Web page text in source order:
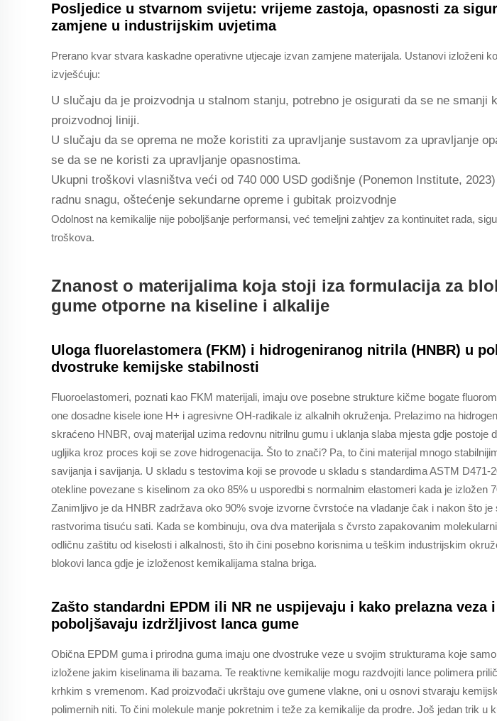
Posljedice u stvarnom svijetu: vrijeme zastoja, opasnosti za
zamjene u industrijskim uvjetima
Prerano kvar stvara kaskadne operativne utjecaje izvan zamjene materijala. Ustanovi izloženi
izvješćuju:
U slučaju da je proizvodnja u stalnom stanju, potrebno je osigurati da se ne smanji
proizvodnoj liniji.
U slučaju da se oprema ne može koristiti za upravljanje sustavom za upravljanje
se da se ne koristi za upravljanje opasnostima.
Ukupni troškovi vlasništva veći od 740 000 USD godišnje (Ponemon Institute,
radnu snagu, oštećenje sekundarne opreme i gubitak proizvodnje
Odolnost na kemikalije nije poboljšanje performansi, već temeljni zahtjev za kontinuitet rada,
troškova.
Znanost o materijalima koja stoji iza formulacija za
gume otporne na kiseline i alkalije
Uloga fluorelastomera (FKM) i hidrogeniranog nitrila (HNBR) u
dvostruke kemijske stabilnosti
Fluoroelastomeri, poznati kao FKM materijali, imaju ove posebne strukture kičme bogate
one dosadne kisele ione H+ i agresivne OH-radikale iz alkalnih okruženja. Prelazimo na
skraćeno HNBR, ovaj materijal uzima redovnu nitrilnu gumu i uklanja slaba mjesta gdje postoje
ugljika kroz proces koji se zove hidrogenacija. Što to znači? Pa, to čini materijal mnogo
savijanja i savijanja. U skladu s testovima koji se provode u skladu s standardima ASTM D471-
otekline povezane s kiselinom za oko 85% u usporedbi s normalnim elastomeri kada je izložen
Zanimljivo je da HNBR zadržava oko 90% svoje izvorne čvrstoće na vladanje čak i nakon što je
rastvorima tisuću sati. Kada se kombinuju, ova dva materijala s čvrsto zapakovanim
odličnu zaštitu od kiselosti i alkalnosti, što ih čini posebno korisnima u teškim industrijskim
blokovi lanca gdje je izloženost kemikalijama stalna briga.
Zašto standardni EPDM ili NR ne uspijevaju i kako prelazna veza
poboljšavaju izdržljivost lanca gume
Obična EPDM guma i prirodna guma imaju one dvostruke veze u svojim strukturama koje
izložene jakim kiselinama ili bazama. Te reaktivne kemikalije mogu razdvojiti lance polimera
krhkim s vremenom. Kad proizvođači ukrštaju ove gumene vlakne, oni u osnovi stvaraju
polimernih niti. To čini molekule manje pokretnim i teže za kemikalije da prodre. Još jedan trik u